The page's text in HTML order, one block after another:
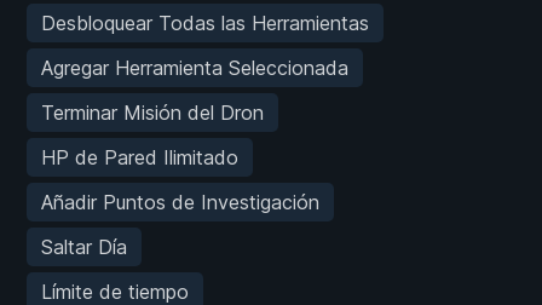
Desbloquear Todas las Herramientas
Agregar Herramienta Seleccionada
Terminar Misión del Dron
HP de Pared Ilimitado
Añadir Puntos de Investigación
Saltar Día
Límite de tiempo